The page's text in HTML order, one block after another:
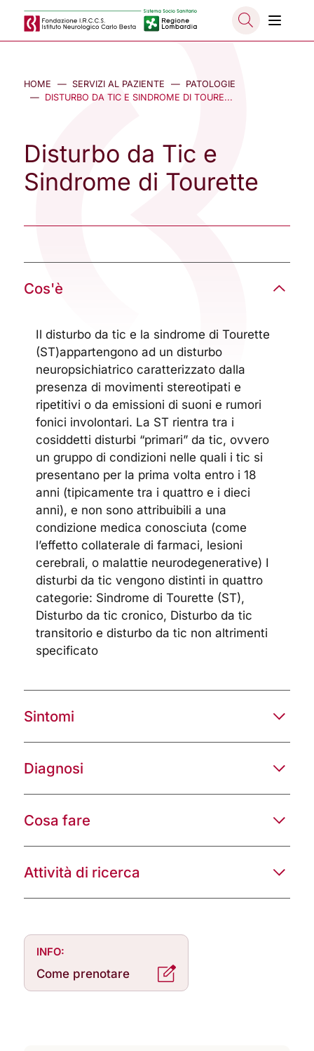
Salta al contenuto principale
HOME SERVIZI AL PAZIENTE
PATOLOGIE
DISTURBO DA TIC E SINDROME DI TOURE...
Disturbo da Tic e
Sindrome di Tourette
Cos'è
Il disturbo da tic e la sindrome di Tourette
(ST)appartengono ad un disturbo
neuropsichiatrico caratterizzato dalla
presenza di movimenti stereotipati e
ripetitivi o da emissioni di suoni e rumori
fonici involontari. La ST rientra tra i
cosiddetti disturbi “primari” da tic, ovvero
un gruppo di condizioni nelle quali i tic si
presentano per la prima volta entro i 18
anni (tipicamente tra i quattro e i dieci
anni), e non sono attribuibili a una
condizione medica conosciuta (come
l’effetto collaterale di farmaci, lesioni
cerebrali, o malattie neurodegenerative) I
disturbi da tic vengono distinti in quattro
categorie: Sindrome di Tourette (ST),
Disturbo da tic cronico, Disturbo da tic
transitorio e disturbo da tic non altrimenti
specificato
Sintomi
Diagnosi
Cosa fare
Attività di ricerca
INFO:
Come prenotare